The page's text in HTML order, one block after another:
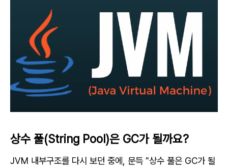
상수 풀(String Pool)은 GC가 될까요?
JVM 내부구조를 다시 보던 중에, 문득 "상수 풀은 GC가 될